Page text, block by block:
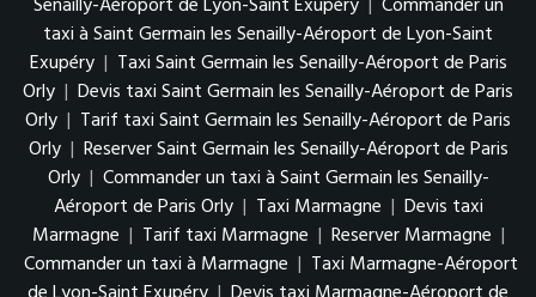
Senailly-Aéroport de Lyon-Saint Exupéry | Commander un
taxi à Saint Germain les Senailly-Aéroport de Lyon-Saint
Exupéry | Taxi Saint Germain les Senailly-Aéroport de Paris
Orly | Devis taxi Saint Germain les Senailly-Aéroport de Paris
Orly | Tarif taxi Saint Germain les Senailly-Aéroport de Paris
Orly | Reserver Saint Germain les Senailly-Aéroport de Paris
Orly | Commander un taxi à Saint Germain les Senailly-
Aéroport de Paris Orly | Taxi Marmagne | Devis taxi
Marmagne | Tarif taxi Marmagne | Reserver Marmagne |
Commander un taxi à Marmagne | Taxi Marmagne-Aéroport